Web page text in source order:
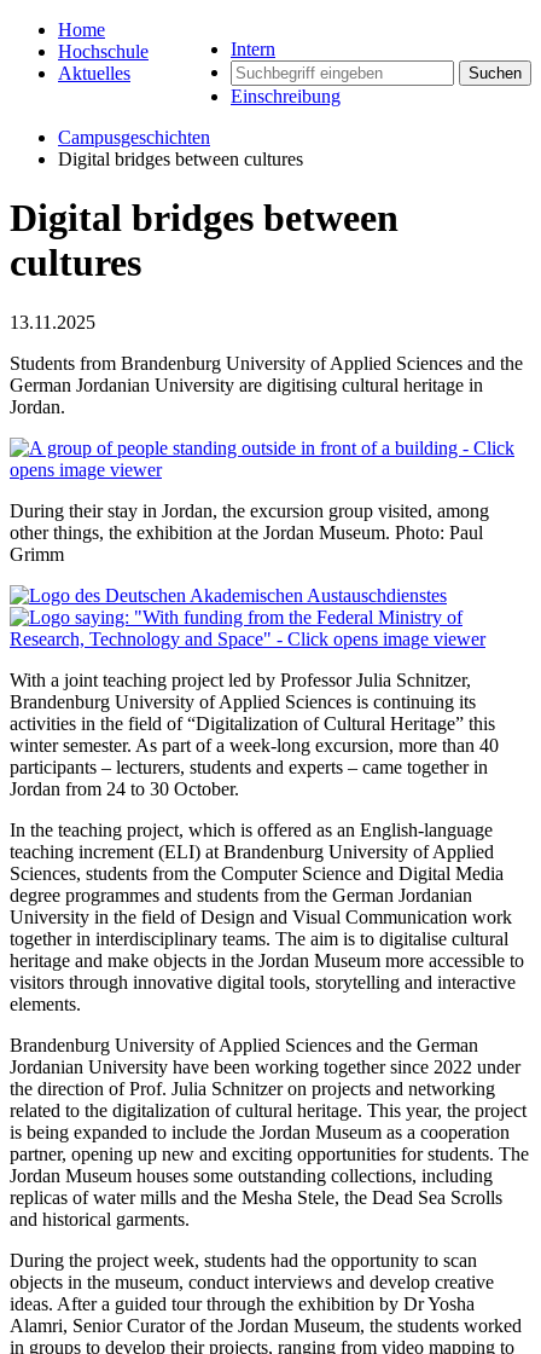
Intern
Suchen
Einschreibung
Home
Hochschule
Aktuelles
Campusgeschichten
Digital bridges between cultures
Digital bridges between
cultures
13.11.2025
Students from Brandenburg University of Applied Sciences and the
German Jordanian University are digitising cultural heritage in
Jordan.
During their stay in Jordan, the excursion group visited, among
other things, the exhibition at the Jordan Museum. Photo: Paul
Grimm
With a joint teaching project led by Professor Julia Schnitzer,
Brandenburg University of Applied Sciences is continuing its
activities in the field of “Digitalization of Cultural Heritage” this
winter semester. As part of a week-long excursion, more than 40
participants – lecturers, students and experts – came together in
Jordan from 24 to 30 October.
In the teaching project, which is offered as an English-language
teaching increment (ELI) at Brandenburg University of Applied
Sciences, students from the Computer Science and Digital Media
degree programmes and students from the German Jordanian
University in the field of Design and Visual Communication work
together in interdisciplinary teams. The aim is to digitalise cultural
heritage and make objects in the Jordan Museum more accessible to
visitors through innovative digital tools, storytelling and interactive
elements.
Brandenburg University of Applied Sciences and the German
Jordanian University have been working together since 2022 under
the direction of Prof. Julia Schnitzer on projects and networking
related to the digitalization of cultural heritage. This year, the project
is being expanded to include the Jordan Museum as a cooperation
partner, opening up new and exciting opportunities for students. The
Jordan Museum houses some outstanding collections, including
replicas of water mills and the Mesha Stele, the Dead Sea Scrolls
and historical garments.
During the project week, students had the opportunity to scan
objects in the museum, conduct interviews and develop creative
ideas. After a guided tour through the exhibition by Dr Yosha
Alamri, Senior Curator of the Jordan Museum, the students worked
in groups to develop their projects, ranging from video mapping to